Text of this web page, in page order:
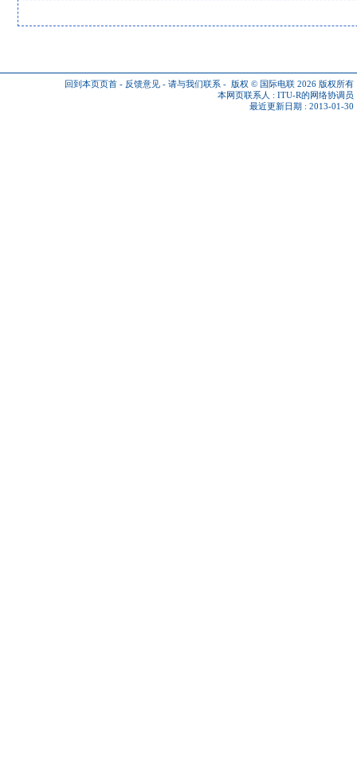
回到本页页首 - 反馈意见 - 请与我们联系 - 版权 © 国际电联 2026 版权所有
本网页联系人 : ITU-R的网络协调员
最近更新日期 : 2013-01-30